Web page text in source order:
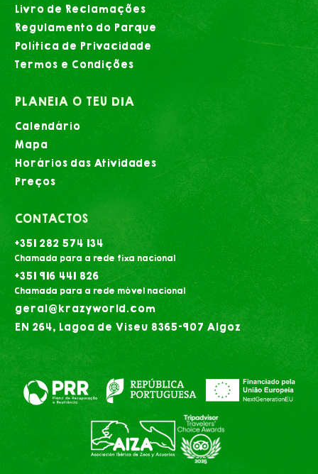
Livro de Reclamações
Regulamento do Parque
Política de Privacidade
Termos e Condições
PLANEIA O TEU DIA
Calendário
Mapa
Horários das Atividades
Preços
CONTACTOS
+351 282 574 134
Chamada para a rede fixa nacional
+351 916 441 826
Chamada para a rede móvel nacional
geral@krazyworld.com
EN 264, Lagoa de Viseu 8365-907 Algoz